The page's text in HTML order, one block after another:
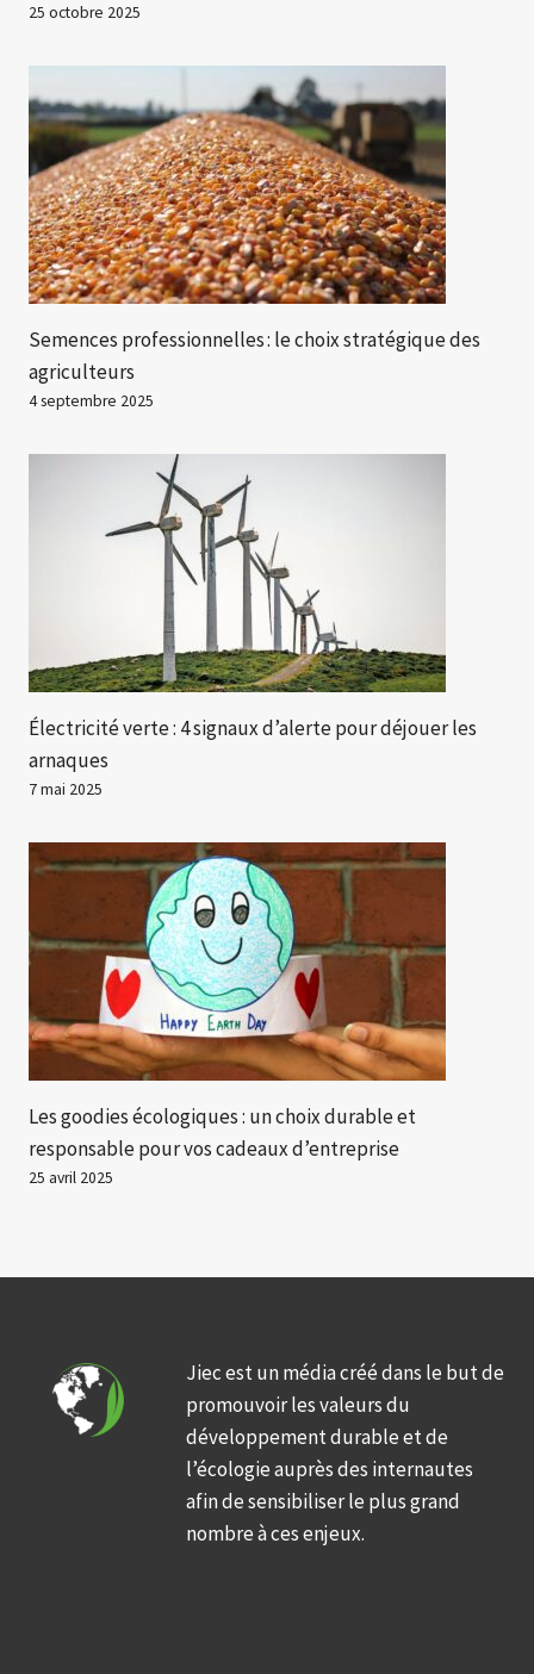
25 octobre 2025
Semences professionnelles : le choix stratégique des
agriculteurs
4 septembre 2025
Électricité verte : 4 signaux d’alerte pour déjouer les
arnaques
7 mai 2025
Les goodies écologiques : un choix durable et
responsable pour vos cadeaux d’entreprise
25 avril 2025
Jiec est un média créé dans le but de
promouvoir les valeurs du
développement durable et de
l’écologie auprès des internautes
afin de sensibiliser le plus grand
nombre à ces enjeux.